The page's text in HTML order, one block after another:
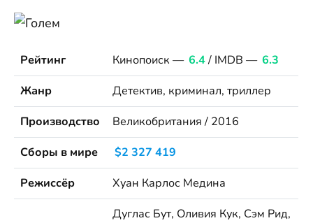
Рейтинг Кинопоиск — 6.4/ IMDB — 6.3
Жанр
Детектив, криминал, триллер
Производство
Великобритания / 2016
Сборы в мире
$2 327 419
Режиссёр
Хуан Карлос Медина
Дуглас Бут, Оливия Кук, Сэм Рид,